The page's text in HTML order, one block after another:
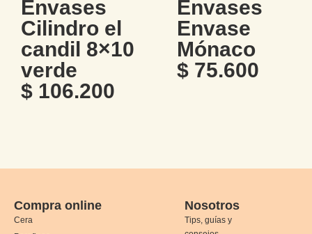
Envases
Cilindro el
candil 8×10
verde
$ 106.200
Envases
Envase
Mónaco
$ 75.600
Compra online
Cera
Nosotros
Tips, guías y